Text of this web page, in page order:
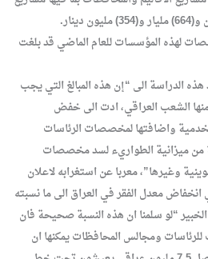
لهذه المؤسسات للعام الماضي قد بلغت
الدراسة الى “إن هذه المبالغ التي يجب
الشعب العراقي، ادت الى خفض
واضافتها لمخصصات الرئاسات
من ميزانية الطواريء لسد مخصصات
وغيرها”، معربا عن استغرابه لاعلان
انخفاض معدل الفقر في العراق الى ما نسبته
“لو سلمنا ان هذه النسبة صحيحة فان
ومجالس المحافظات يمكنها ان